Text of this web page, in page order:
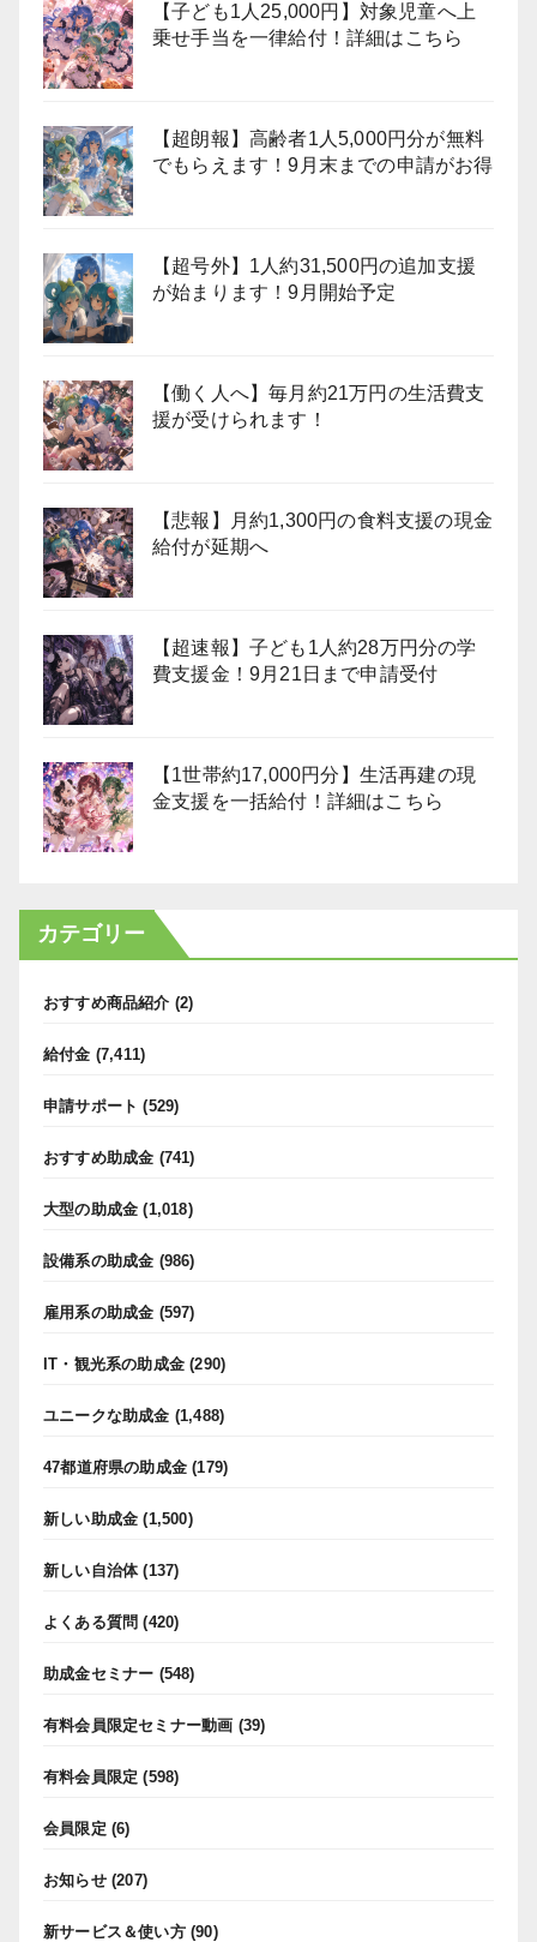
【子ども1人25,000円】対象児童へ上
乗せ手当を一律給付！詳細はこちら
【超朗報】高齢者1人5,000円分が無料
でもらえます！9月末までの申請がお得
【超号外】1人約31,500円の追加支援
が始まります！9月開始予定
【働く人へ】毎月約21万円の生活費支
援が受けられます！
【悲報】月約1,300円の食料支援の現金
給付が延期へ
【超速報】子ども1人約28万円分の学
費支援金！9月21日まで申請受付
【1世帯約17,000円分】生活再建の現
金支援を一括給付！詳細はこちら
カテゴリー
おすすめ商品紹介 (2)
給付金 (7,411)
申請サポート (529)
おすすめ助成金 (741)
大型の助成金 (1,018)
設備系の助成金 (986)
雇用系の助成金 (597)
IT・観光系の助成金 (290)
ユニークな助成金 (1,488)
47都道府県の助成金 (179)
新しい助成金 (1,500)
新しい自治体(137)
よくある質問 (420)
助成金セミナー (548)
有料会員限定セミナー動画 (39)
有料会員限定 (598)
会員限定 (6)
お知らせ(207)
新サービス＆使い方(90)